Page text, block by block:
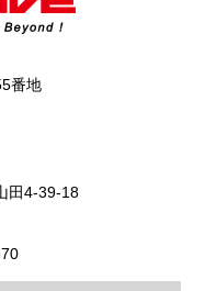
番地
田4-39-18